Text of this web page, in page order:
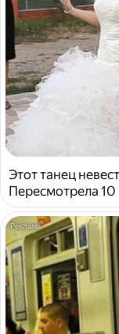
Этот танец
Пересмотрела 10